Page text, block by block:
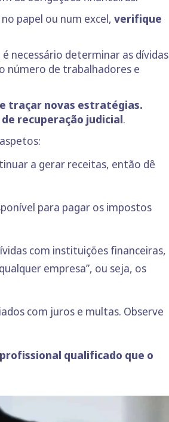
papel ou num excel, verifique
necessário determinar as dívidas
número de trabalhadores e
traçar novas estratégias.
recuperação judicial.
a gerar receitas, então dê
para pagar os impostos
com instituições financeiras,
empresa”, ou seja, os
com juros e multas. Observe
qualificado que o